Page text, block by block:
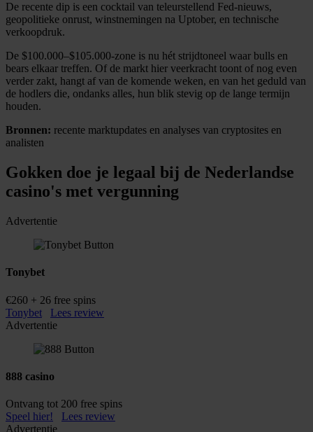
De recente dip is een cocktail van teleurstellend Fed-nieuws,
geopolitieke onrust, winstnemingen na Uptober, en technische
verkoopdruk.
De $100.000–$105.000-zone is nu hét strijdtoneel waar bulls en
bears elkaar treffen. Of de markt hier veerkracht toont of nog even
verder zakt, hangt af van de komende weken, en van het geduld van
de hodlers die, ondanks alles, hun blik stevig op de lange termijn
houden.
Bronnen: recente marktupdates en analyses van cryptosites en
analisten
Gokken doe je legaal bij de Nederlandse
casino's met vergunning
Advertentie
Tonybet
€260 + 26 free spins
Tonybet
Lees review
Advertentie
888 casino
Ontvang tot 200 free spins
Speel hier!
Lees review
Advertentie